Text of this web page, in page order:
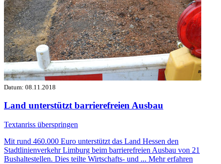
Datum: 08.11.2018
Land unterstützt barrierefreien Ausbau
Textanriss überspringen
Mit rund 460.000 Euro unterstützt das Land Hessen den
Stadtlinienverkehr Limburg beim barrierefreien Ausbau von 21
Bushaltestellen. Dies teilte Wirtschafts- und ... Mehr erfahren